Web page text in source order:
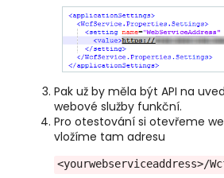
Pak už by měla být API na
webové služby funkční.
Pro otestování si otevřeme
vložíme tam adresu
<yourwebserviceaddress>/